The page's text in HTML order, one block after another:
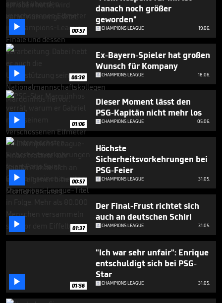
 00:57
danach noch größer
geworden"
CHAMPIONS LEAGUE 19.06.
 00:38
Ex-Bayern-Spieler hat großen
Wunsch für Kompany
CHAMPIONS LEAGUE 18.06.
 01:06
Dieser Moment lässt den
PSG-Kapitän nicht mehr los
CHAMPIONS LEAGUE 05.06.
 00:57
Höchste
Sicherheitsvorkehrungen bei
PSG-Feier
CHAMPIONS LEAGUE 31.05.
 01:37
Der Final-Frust richtet sich
auch an deutschen Schiri
CHAMPIONS LEAGUE 31.05.
 01:56
"Ich war sehr unfair": Enrique
entschuldigt sich bei PSG-
Star
CHAMPIONS LEAGUE 31.05.